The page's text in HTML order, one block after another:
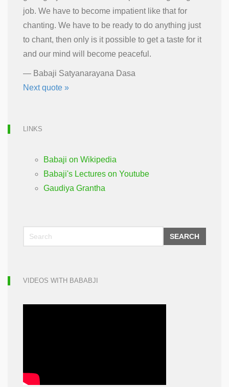
job. We have to become impatient like that for
chanting. We have to be ready to do anything just
to chant, then only is it possible to get a taste for it
and our mind will become peaceful.
— Babaji Satyanarayana Dasa
Next quote »
LINKS
Babaji on Wikipedia
Babaji's Lectures on Youtube
Gaudiya Grantha
SEARCH
VIDEOS WITH BABABJI